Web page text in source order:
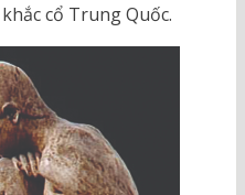
cổ Trung Quốc.